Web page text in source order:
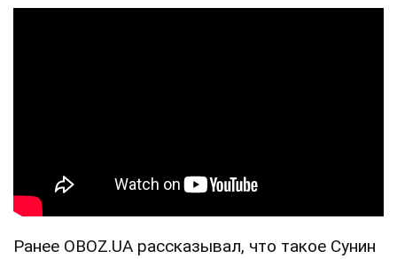
Ранее OBOZ.UA рассказывал, что такое Сунин